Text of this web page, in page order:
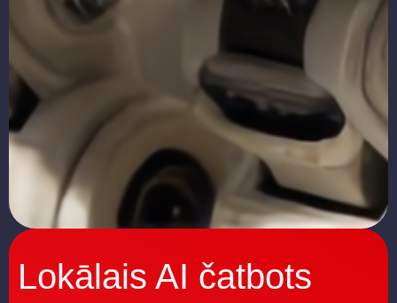
Lokālais AI čatbots